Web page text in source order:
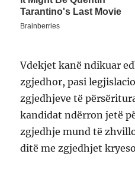
Vdekjet kanë ndikuar
zgjedhor, pasi
zgjedhjeve të
kandidat ndërron jetë
zgjedhje mund të
ditë me zgjedhjet